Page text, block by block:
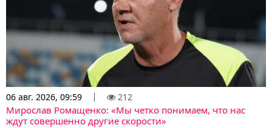
06 авг. 2026, 09:59 212
Мирослав Ромащенко: «Мы четко понимаем, что нас
ждут совершенно другие скорости»